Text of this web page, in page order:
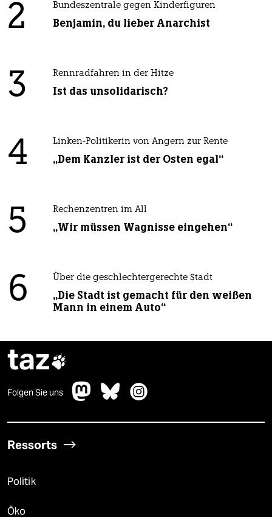
2 Bundeszentrale gegen Kinderfiguren
Benjamin, du lieber Anarchist
3 Rennradfahren in der Hitze
Ist das unsolidarisch?
4 Linken-Politikerin von Angern zur Rente
„Dem Kanzler ist der Osten egal“
5 Rechenzentren im All
„Wir müssen Wagnisse eingehen“
6 Über die geschlechtergerechte Stadt
„Die Stadt ist gemacht für den weißen
Mann in einem Auto“
taz
Folgen Sie uns
Ressorts
Politik
Öko